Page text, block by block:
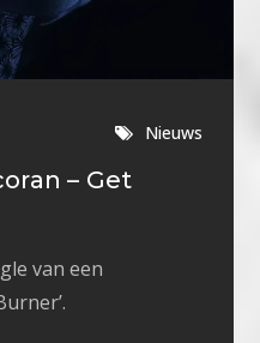
Nieuws
– Get
van een